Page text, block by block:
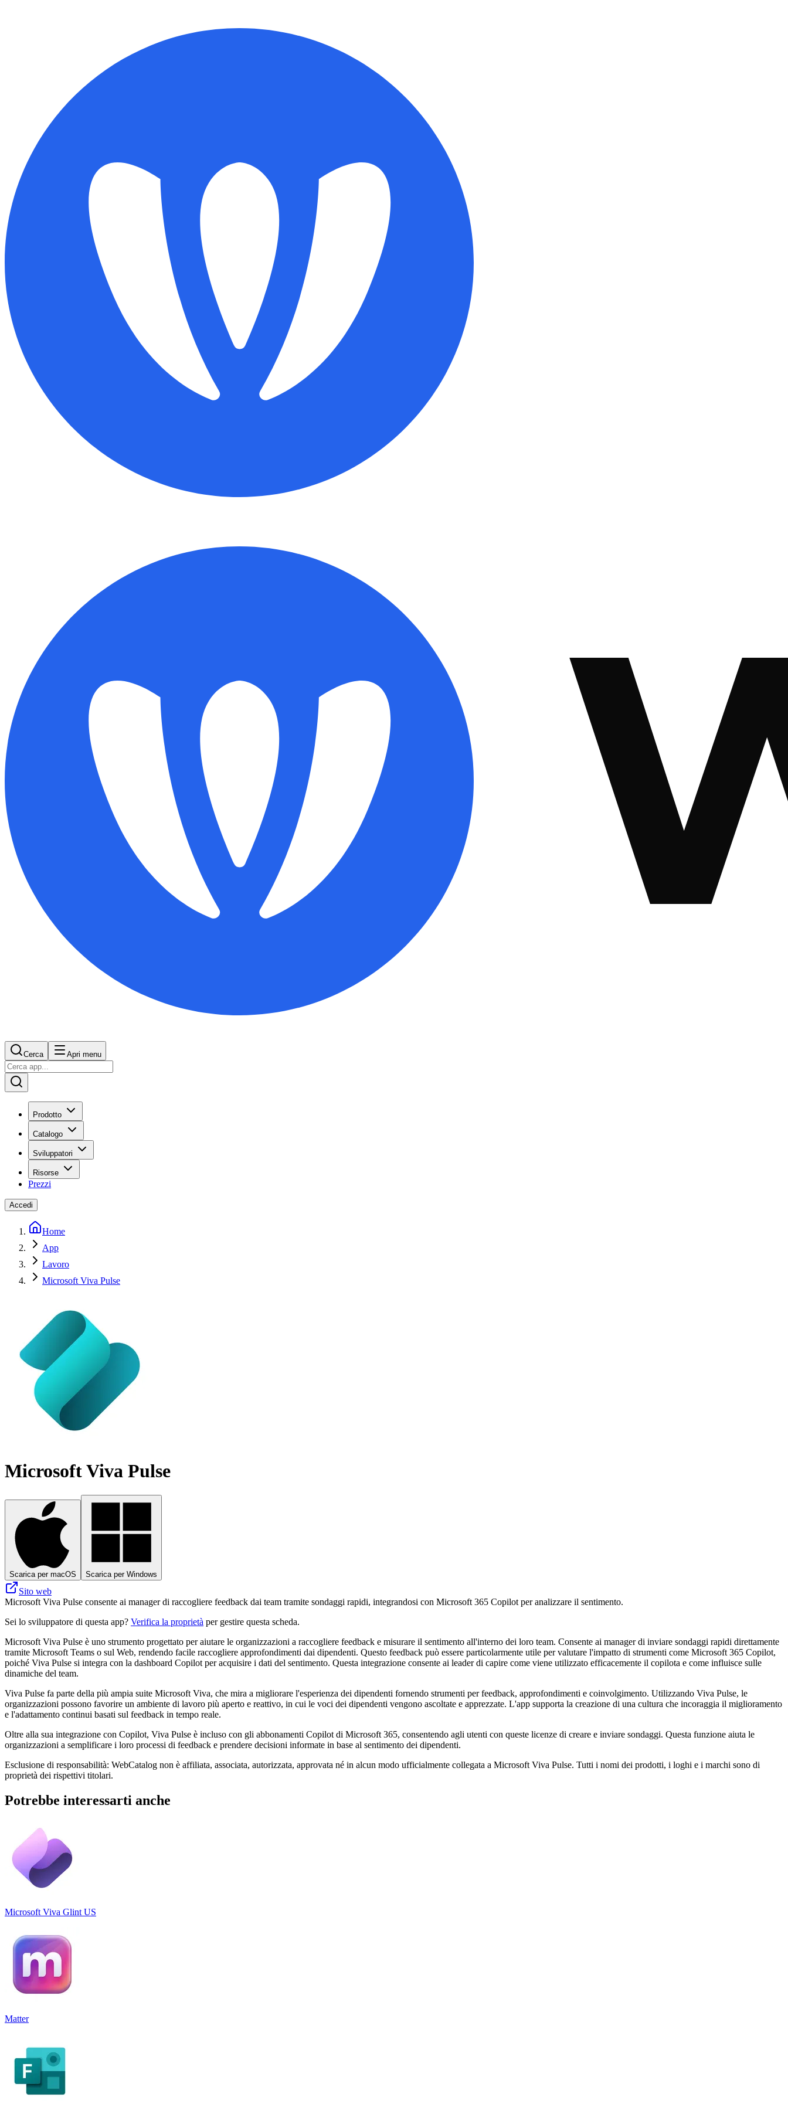
Cerca Apri menu
Prodotto
Catalogo
Sviluppatori
Risorse
Prezzi
Accedi
Home
App
Lavoro
Microsoft Viva Pulse
Microsoft Viva Pulse
Scarica per macOS Scarica per Windows
Sito web
Microsoft Viva Pulse consente ai manager di raccogliere feedback dai team tramite sondaggi rapidi, integrandosi con Microsoft 365 Copilot per analizzare il sentimento.
Sei lo sviluppatore di questa app? Verifica la proprietà per gestire questa scheda.
Microsoft Viva Pulse è uno strumento progettato per aiutare le organizzazioni a raccogliere feedback e misurare il sentimento all'interno dei loro team. Consente ai manager di inviare sondaggi rapidi direttamente
tramite Microsoft Teams o sul Web, rendendo facile raccogliere approfondimenti dai dipendenti. Questo feedback può essere particolarmente utile per valutare l'impatto di strumenti come Microsoft 365 Copilot,
poiché Viva Pulse si integra con la dashboard Copilot per acquisire i dati del sentimento. Questa integrazione consente ai leader di capire come viene utilizzato efficacemente il copilota e come influisce sulle
dinamiche del team.
Viva Pulse fa parte della più ampia suite Microsoft Viva, che mira a migliorare l'esperienza dei dipendenti fornendo strumenti per feedback, approfondimenti e coinvolgimento. Utilizzando Viva Pulse, le
organizzazioni possono favorire un ambiente di lavoro più aperto e reattivo, in cui le voci dei dipendenti vengono ascoltate e apprezzate. L'app supporta la creazione di una cultura che incoraggia il miglioramento
e l'adattamento continui basati sul feedback in tempo reale.
Oltre alla sua integrazione con Copilot, Viva Pulse è incluso con gli abbonamenti Copilot di Microsoft 365, consentendo agli utenti con queste licenze di creare e inviare sondaggi. Questa funzione aiuta le
organizzazioni a semplificare i loro processi di feedback e prendere decisioni informate in base al sentimento dei dipendenti.
Esclusione di responsabilità: WebCatalog non è affiliata, associata, autorizzata, approvata né in alcun modo ufficialmente collegata a Microsoft Viva Pulse. Tutti i nomi dei prodotti, i loghi e i marchi sono di
proprietà dei rispettivi titolari.
Potrebbe interessarti anche
Microsoft Viva Glint US
Matter